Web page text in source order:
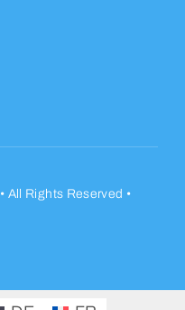
• All Rights Reserved •